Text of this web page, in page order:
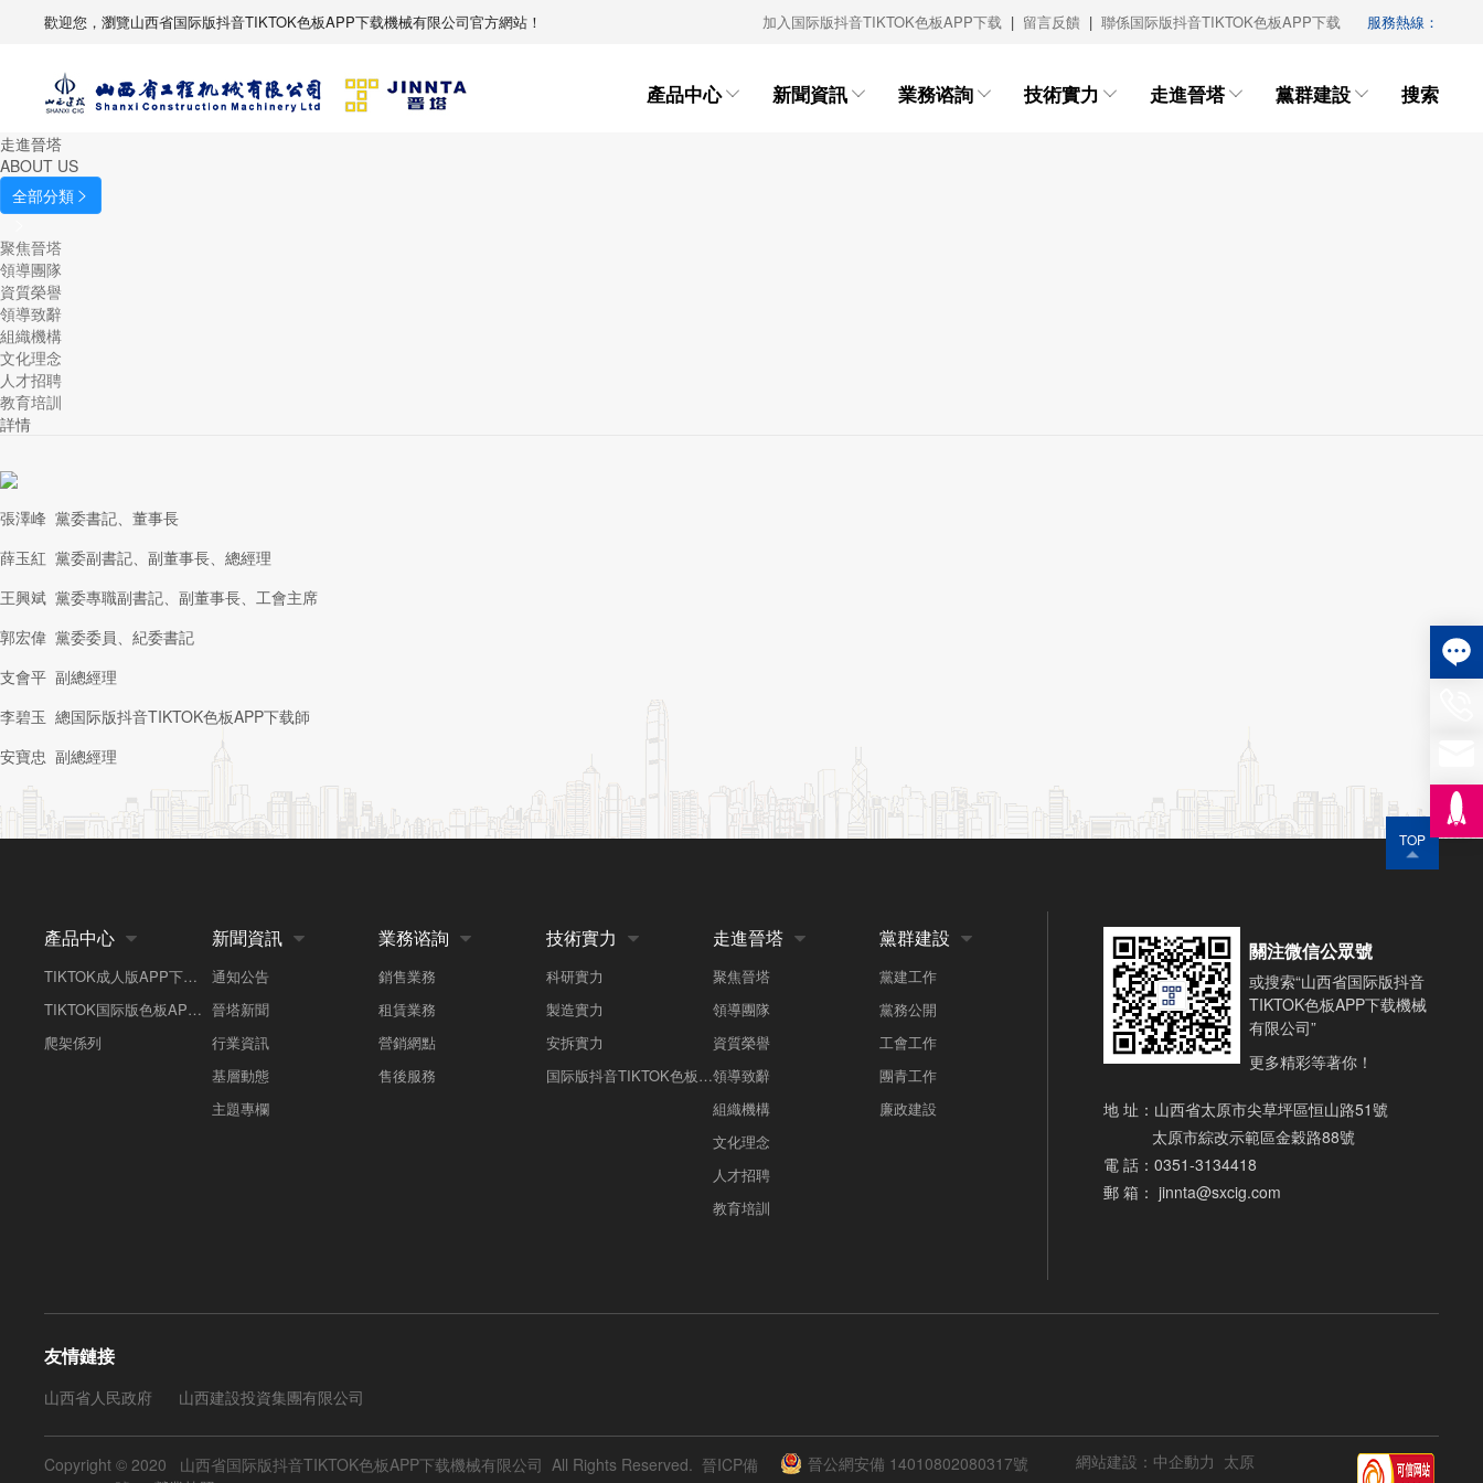
歡迎您，瀏覽山西省国际版抖音TIKTOK色板APP下载機械有限公司官方網站！ 加入国际版抖音TIKTOK色板APP下载| 留言反饋| 聯係国际版抖音TIKTOK色板APP下载 服務熱線：
產品中心  新聞資訊  業務谘詢  技術實力  走進晉塔  黨群建設  搜索
走進晉塔
ABOUT US
全部分類 
聚焦晉塔
領導團隊
資質榮譽
領導致辭
組織機構
文化理念
人才招聘
教育培訓
詳情
張澤峰 黨委書記、董事長
薛玉紅 黨委副書記、副董事長、總經理
王興斌 黨委專職副書記、副董事長、工會主席
郭宏偉 黨委委員、紀委書記
支會平 副總經理
李碧玉 總国际版抖音TIKTOK色板APP下载師
安寶忠 副總經理
TOP
產品中心 
TIKTOK成人版APP下载係列
TIKTOK国际版色板APP下载係列
爬架係列
新聞資訊 
通知公告
晉塔新聞
行業資訊
基層動態
主題專欄
業務谘詢 
銷售業務
租賃業務
營銷網點
售後服務
技術實力 
科研實力
製造實力
安拆實力
国际版抖音TIKTOK色板APP下载案例
走進晉塔 
聚焦晉塔
領導團隊
資質榮譽
領導致辭
組織機構
文化理念
人才招聘
教育培訓
黨群建設 
黨建工作
黨務公開
工會工作
團青工作
廉政建設
關注微信公眾號
或搜索“山西省国际版抖音
TIKTOK色板APP下载機械
有限公司”
更多精彩等著你！
地 址：山西省太原市尖草坪區恒山路51號
太原市綜改示範區金穀路88號
電 話：0351-3134418
郵 箱：jinnta@sxcig.com
友情鏈接
山西省人民政府 山西建設投資集團有限公司
Copyright © 2020 山西省国际版抖音TIKTOK色板APP下载機械有限公司 All Rights Reserved.晉ICP備
晉公網安備 14010802080317號 網站建設：中企動力 太原